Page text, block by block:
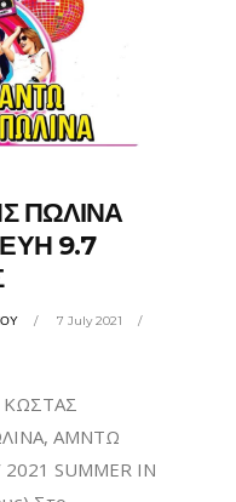
ΠΩΛΙΝΑ
9.7
7 July 2021
ΚΩΣΤΑΣ
ΑΜΝΤΩ
SUMMER IN